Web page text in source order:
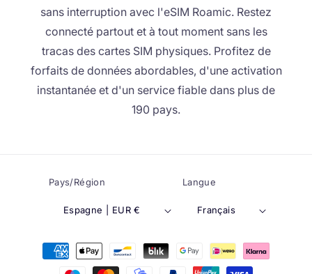
sans interruption avec l'eSIM Roamic. Restez
connecté partout et à tout moment sans les
tracas des cartes SIM physiques. Profitez de
forfaits de données abordables, d'une activation
instantanée et d'un service fiable dans plus de
190 pays.
Pays/Région
Espagne | EUR €
Langue
Français
Méthodes